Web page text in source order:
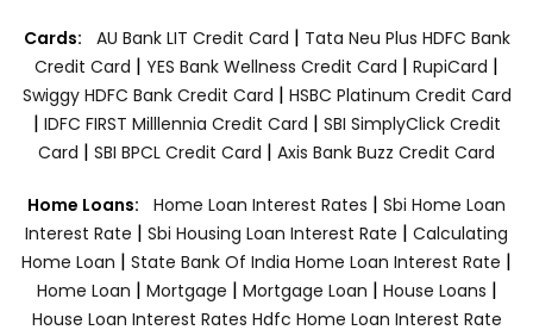
Cards: AU Bank LIT Credit Card | Tata Neu Plus HDFC Bank
Credit Card | YES Bank Wellness Credit Card | RupiCard |
Swiggy HDFC Bank Credit Card | HSBC Platinum Credit Card
| IDFC FIRST Milllennia Credit Card | SBI SimplyClick Credit
Card | SBI BPCL Credit Card | Axis Bank Buzz Credit Card
Home Loans: Home Loan Interest Rates | Sbi Home Loan
Interest Rate | Sbi Housing Loan Interest Rate | Calculating
Home Loan | State Bank Of India Home Loan Interest Rate |
Home Loan | Mortgage | Mortgage Loan | House Loans |
House Loan Interest Rates Hdfc Home Loan Interest Rate